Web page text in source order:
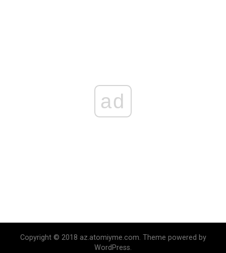
ad
Copyright © 2018 az.atomiyme.com. Theme powered by
WordPress.